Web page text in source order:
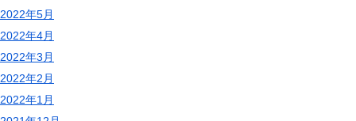
2022年5月
2022年4月
2022年3月
2022年2月
2022年1月